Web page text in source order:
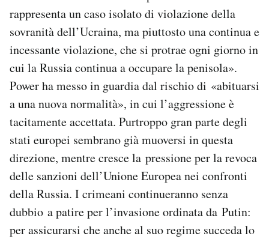
rappresenta un caso isolato di violazione della
sovranità dell’Ucraina, ma piuttosto una continua e
incessante violazione, che si protrae ogni giorno in
cui la Russia continua a occupare la penisola».
Power ha messo in guardia dal rischio di «abituarsi
a una nuova normalità», in cui l’aggressione è
tacitamente accettata. Purtroppo gran parte degli
stati europei sembrano già muoversi in questa
direzione, mentre cresce la pressione per la revoca
delle sanzioni dell’Unione Europea nei confronti
della Russia. I crimeani continueranno senza
dubbio a patire per l’invasione ordinata da Putin:
per assicurarsi che anche al suo regime succeda lo